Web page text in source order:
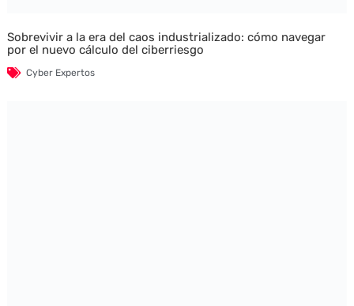
Sobrevivir a la era del caos industrializado: cómo navegar
por el nuevo cálculo del ciberriesgo
Cyber Expertos